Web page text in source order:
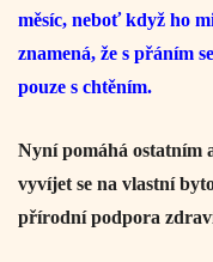
měsíc, neboť když ho
znamená, že s přáním
pouze s chtěním.
Nyní pomáhá ostatním
vyvíjet se na vlastní
přírodní podpora